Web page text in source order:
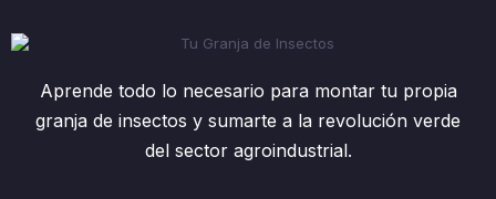
Aprende todo lo necesario para montar tu propia
granja de insectos y sumarte a la revolución verde
del sector agroindustrial.